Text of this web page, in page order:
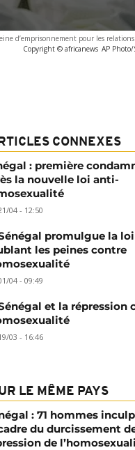
d’emprisonnement pour les
Copyright © africanews AP
CONNEXES
: première
la nouvelle loi anti-
04 - 12:50
promulgue la loi
les peines contre
04 - 09:49
et la répression
03 - 16:46
LE MÊME PAYS
: 71 hommes
du durcissement
de